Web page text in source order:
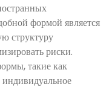
формой является
структуру
риски.
такие как